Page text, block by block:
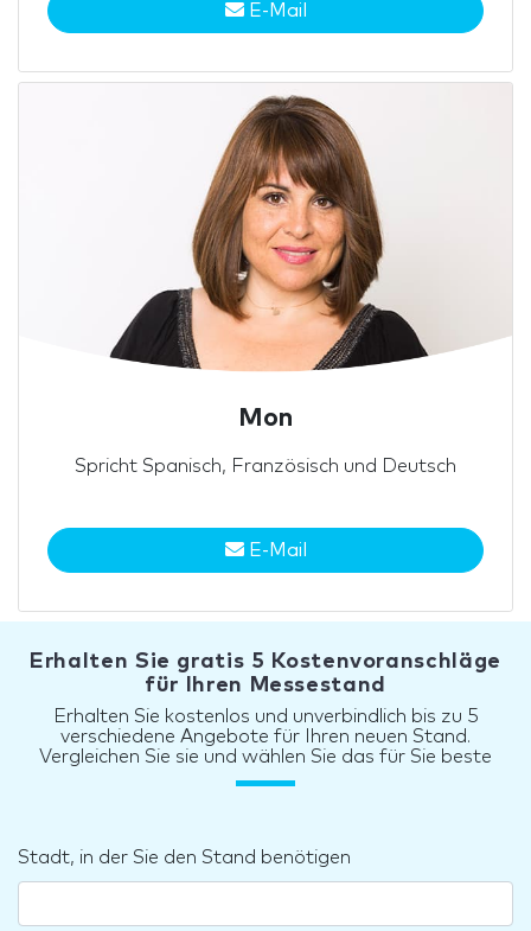
E-Mail
Mon
Spricht Spanisch, Französisch und Deutsch
E-Mail
Erhalten Sie gratis 5 Kostenvoranschläge
für Ihren Messestand
Erhalten Sie kostenlos und unverbindlich bis zu 5
verschiedene Angebote für Ihren neuen Stand.
Vergleichen Sie sie und wählen Sie das für Sie beste
Stadt, in der Sie den Stand benötigen